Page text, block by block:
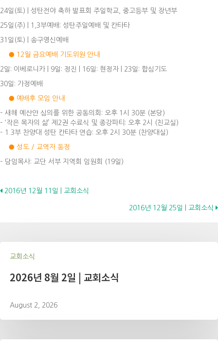
24일(토) | 성탄전야 축하 발표회 주일학교, 중고등부 및 장년부
25일(주) | 1,3부예배: 성탄주일예배 및 칸타타
31일(토) | 송구영신예배
● 12월 금요예배 기도위원 안내
2일: 이베로니카 | 9일: 정진 | 16일: 현정자 | 23일: 합심기도
30일: 가정예배
● 예배후 모임 안내
– 새해 예산안 심의를 위한 공동의회: 오후 1시 30분 (본당)
– ‘작은 목자의 삶’ 제2권 수료식 및 종강파티: 오후 2시 (친교실)
– 1.3부 찬양대 성탄 칸타타 연습: 오후 2시 30분 (찬양대실)
● 성도 / 교역자 동정
– 담임목사: 교단 서부 지역회 임원회 (19일)
Posts
2016년 12월 11일 | 교회소식
2016년 12월 25일 | 교회소식
교회소식
2026년 8월 2일 | 교회소식
August 2, 2026